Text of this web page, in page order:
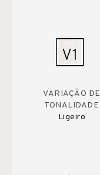
VARIAÇÃO DE
TONALIDADE
Ligeiro